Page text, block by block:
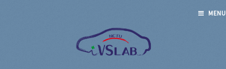
MENU